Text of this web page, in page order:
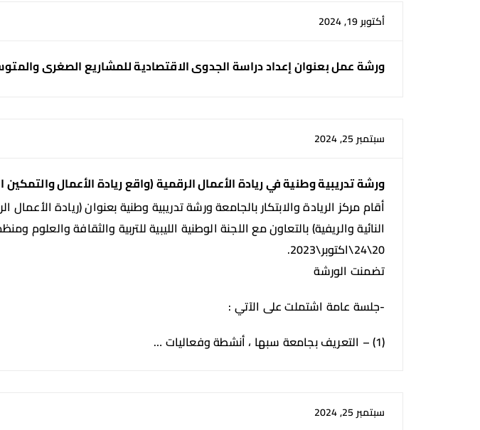
أكتوبر 19, 2024
ورشة عمل بعنوان إعداد دراسة الجدوى الاقتصادية للمشاريع الصغرى
سبتمبر 25, 2024
ورشة تدريبية وطنية في ريادة الأعمال الرقمية (واقع ريادة الأعمال والتمكين
أقام مركز الريادة والابتكار بالجامعة ورشة تدريبية وطنية بعنوان (ريادة
النائية والريفية) بالتعاون مع اللجنة الوطنية الليبية للتربية والثقافة
20\24\اكتوبر\2023.
تضمنت الورشة
-جلسة عامة اشتملت على الآتي :
(1) – التعريف بجامعة سبها ، أنشطة وفعاليات …
سبتمبر 25, 2024